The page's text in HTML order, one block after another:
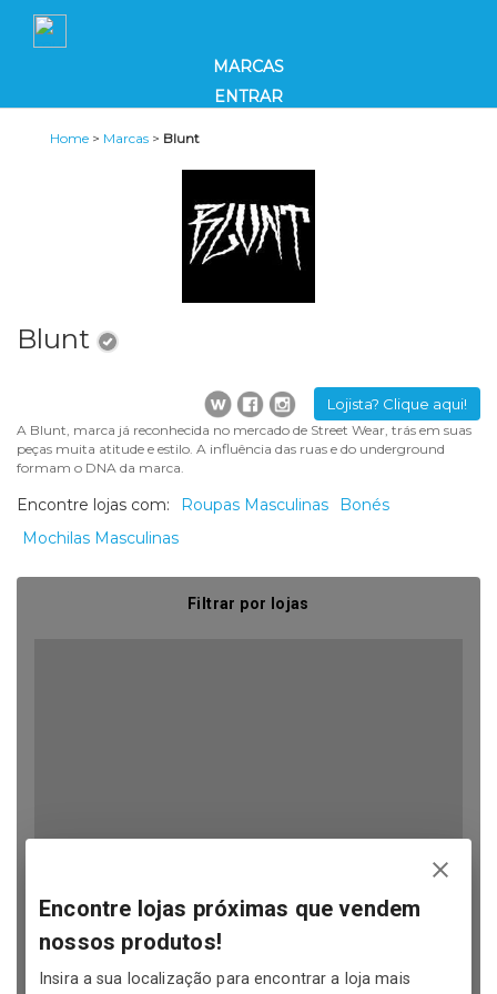
MARCAS
ENTRAR
Home > Marcas > Blunt
Blunt
Lojista? Clique aqui!
A Blunt, marca já reconhecida no mercado de Street Wear, trás em suas
peças muita atitude e estilo. A influência das ruas e do underground
formam o DNA da marca.
Encontre lojas com: Roupas Masculinas
Bonés
Mochilas Masculinas